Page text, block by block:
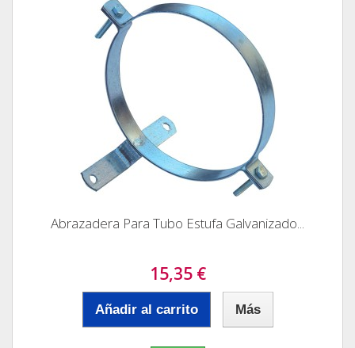
Abrazadera Para Tubo Estufa Galvanizado...
15,35 €
Añadir al carrito Más